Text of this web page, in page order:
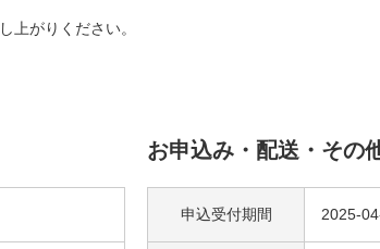
上がりください。
お申込み・配送・その
申込受付期間 2025-